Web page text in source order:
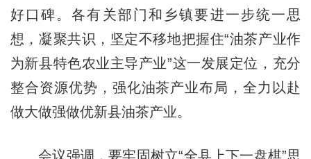
好口碑。各有关部门和乡镇要进一步统一思
想，凝聚共识，坚定不移地把握住“油茶产业作
为新县特色农业主导产业”这一发展定位，充分
整合资源优势，强化油茶产业布局，全力以赴
做大做强做优新县油茶产业。
会议强调，要牢固树立“全县上下一盘棋”思